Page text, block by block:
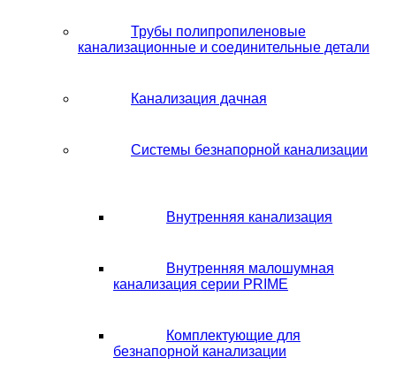
Трубы полипропиленовые
канализационные и соединительные детали
Канализация дачная
Системы безнапорной канализации
Внутренняя канализация
Внутренняя малошумная
канализация серии PRIME
Комплектующие для
безнапорной канализации